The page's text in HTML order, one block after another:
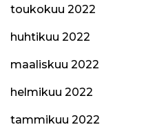
toukokuu 2022
huhtikuu 2022
maaliskuu 2022
helmikuu 2022
tammikuu 2022